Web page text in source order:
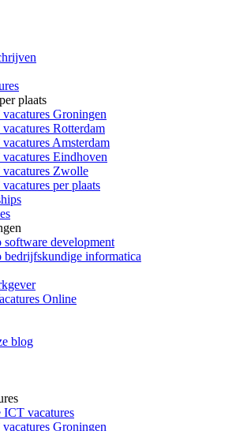
plaats
Groningen
Rotterdam
Amsterdam
Eindhoven
Zwolle
per plaats
software development
bedrijfskundige informatica
Online
blog
ICT vacatures
Groningen